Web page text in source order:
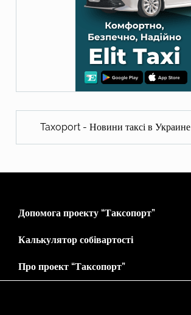
Taxoport - Новини таксі в Украине
Допомога проекту “Таксопорт”
Калькулятор собівартості
Про проект “Таксопорт”